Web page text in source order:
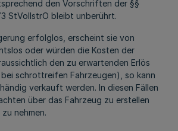
den Vorschriften der §§
StVollstrO bleibt unberührt.
erfolglos, erscheint sie von
oder würden die Kosten der
den zu erwartenden Erlös
schrottreifen Fahrzeugen), so kann
verkauft werden. In diesen Fällen
über das Fahrzeug zu erstellen
nehmen.